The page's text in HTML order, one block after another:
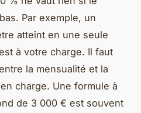
Par exemple, un
atteint en une seule
à votre charge. Il faut
la mensualité et la
charge. Une formule à
de 3 000 € est souvent